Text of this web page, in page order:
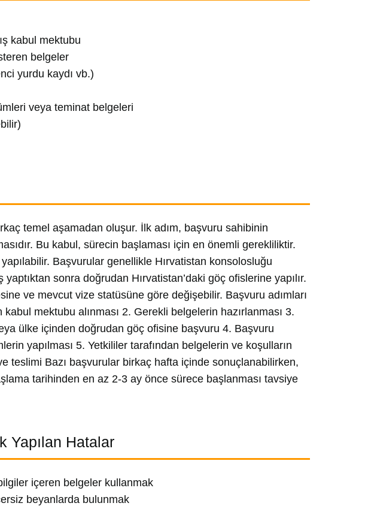
kabul mektubu
belgeler
yurdu kaydı vb.)
veya teminat belgeleri
temel aşamadan oluşur. İlk adım, başvuru sahibinin
Bu kabul, sürecin başlaması için en önemli gerekliliktir.
Başvurular genellikle Hırvatistan konsolosluğu
sonra doğrudan Hırvatistan’daki göç ofislerine yapılır.
ve mevcut vize statüsüne göre değişebilir. Başvuru adımları
mektubu alınması 2. Gerekli belgelerin hazırlanması 3.
ülke içinden doğrudan göç ofisine başvuru 4. Başvuru
yapılması 5. Yetkililer tarafından belgelerin ve koşulların
teslimi Bazı başvurular birkaç hafta içinde sonuçlanabilirken,
tarihinden en az 2-3 ay önce sürece başlanması tavsiye
Yapılan Hatalar
içeren belgeler kullanmak
beyanlarda bulunmak